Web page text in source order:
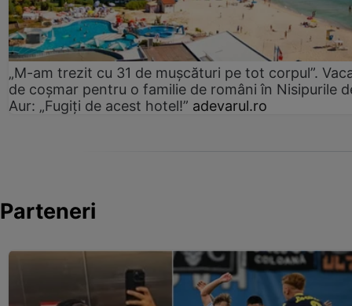
„M-am trezit cu 31 de mușcături pe tot corpul”.
de coșmar pentru o familie de români în Nisipurile
Aur: „Fugiți de acest hotel!” adevarul.ro
Parteneri